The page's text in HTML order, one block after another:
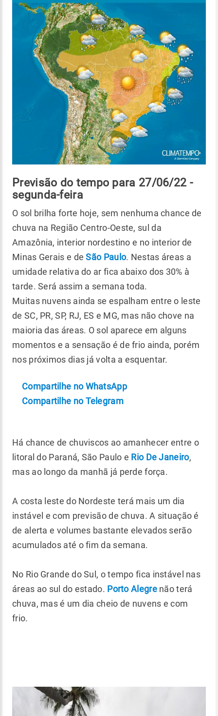
Previsão do tempo para 27/06/22 -
segunda-feira
O sol brilha forte hoje, sem nenhuma chance de
chuva na Região Centro-Oeste, sul da
Amazônia, interior nordestino e no interior de
Minas Gerais e deSão Paulo. Nestas áreas a
umidade relativa do ar fica abaixo dos 30% à
tarde. Será assim a semana toda.
Muitas nuvens ainda se espalham entre o leste
de SC, PR, SP, RJ, ES e MG, mas não chove na
maioria das áreas. O sol aparece em alguns
momentos e a sensação é de frio ainda, porém
nos próximos dias já volta a esquentar.
Compartilhe no WhatsApp
Compartilhe no Telegram
Há chance de chuviscos ao amanhecer entre o
litoral do Paraná, São Paulo e Rio De Janeiro,
mas ao longo da manhã já perde força.
A costa leste do Nordeste terá mais um dia
instável e com previsão de chuva. A situação é
de alerta e volumes bastante elevados serão
acumulados até o fim da semana.
No Rio Grande do Sul, o tempo fica instável nas
áreas ao sul do estado. Porto Alegrenão terá
chuva, mas é um dia cheio de nuvens e com
frio.